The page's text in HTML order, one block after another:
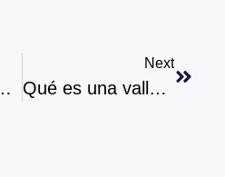
ejemplos que inspiran
Next
Qué es una valla publicitaria y por qué es tan efectiva en Perú